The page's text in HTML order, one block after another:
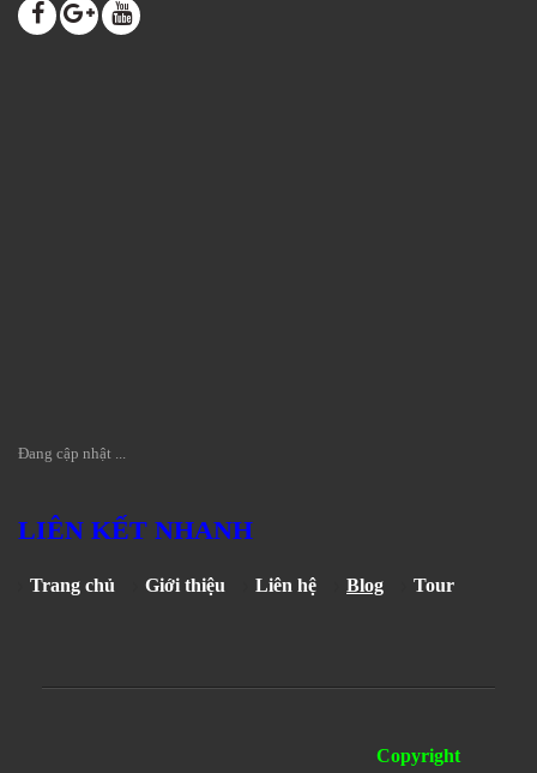
Đang cập nhật ...
LIÊN KẾT NHANH
Trang chủ Giới thiệu Liên hệ Blog Tour
Copyright